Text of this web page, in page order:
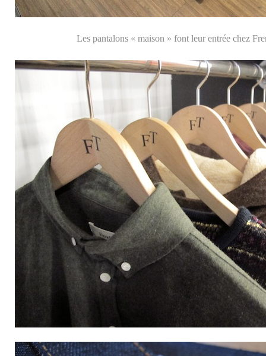
Les pantalons « maison » font leur entrée chez